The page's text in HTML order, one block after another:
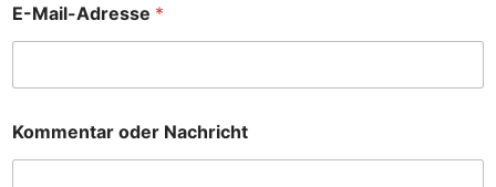
n
s
n
s
c
E-Mail-Adresse *
Kommentar oder Nachricht